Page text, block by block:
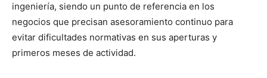
ingeniería, siendo un punto de referencia en los
negocios que precisan asesoramiento continuo para
evitar dificultades normativas en sus aperturas y
primeros meses de actividad.